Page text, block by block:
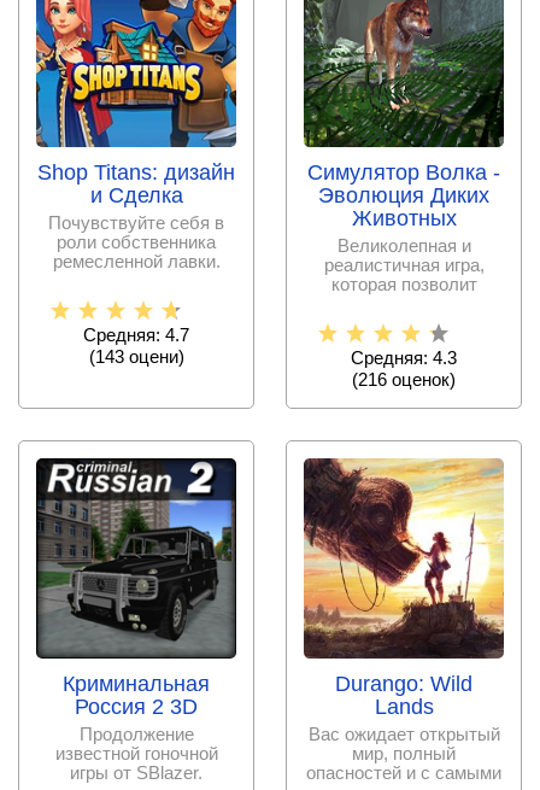
Shop Titans: дизайн
и Сделка
Почувствуйте себя в
роли собственника
ремесленной лавки.
Средняя: 4.7
(143оцени)
Симулятор Волка -
Эволюция Диких
Животных
Великолепная и
реалистичная игра,
которая позволит
шкуру волка и
Средняя: 4.3
(216 оценок)
Криминальная
Россия 2 3D
Продолжение
известной гоночной
игры от SBlazer.
Durango: Wild
Lands
Вас ожидает открытый
мир, полный
опасностей и с самыми